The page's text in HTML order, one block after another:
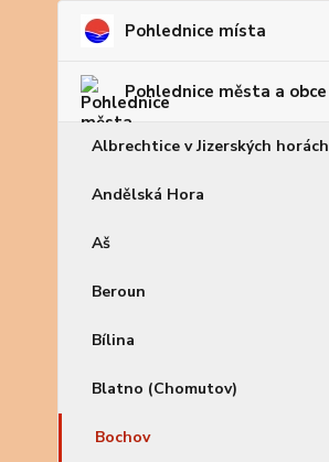
Pohlednice místa
Pohlednice města a obce
Albrechtice v Jizerských horách
Andělská Hora
Aš
Beroun
Bílina
Blatno (Chomutov)
Bochov